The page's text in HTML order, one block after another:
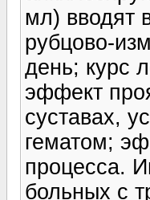
мл) вводят
рубцово-
день; курс
эффект
суставах,
гематом;
процесса.
больных с